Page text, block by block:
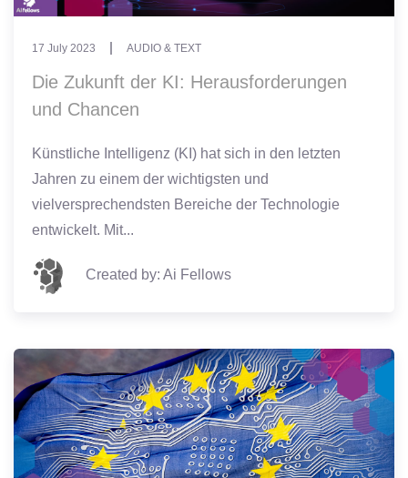
17 July 2023 AUDIO & TEXT
Die Zukunft der KI: Herausforderungen
und Chancen
Künstliche Intelligenz (KI) hat sich in den letzten
Jahren zu einem der wichtigsten und
vielversprechendsten Bereiche der Technologie
entwickelt. Mit...
Created by: Ai Fellows